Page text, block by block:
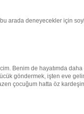
arada deneyecekler için
Benim de hayatımda
göndermek, işten eve
çocuğum hatta öz